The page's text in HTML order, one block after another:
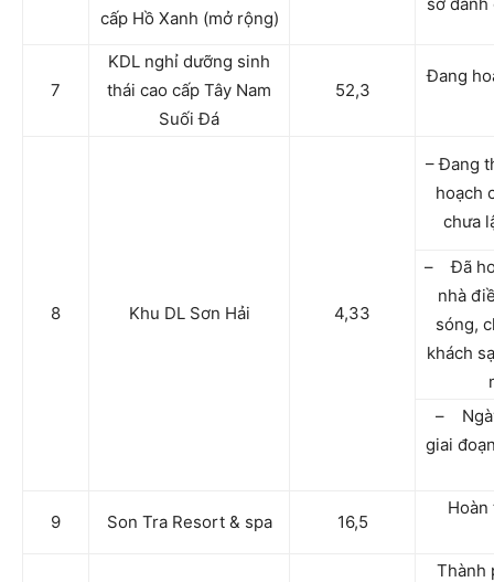
cấp Hồ Xanh (mở rộng)
7
KDL nghỉ dưỡng sinh
thái cao cấp Tây Nam
Suối Đá
52,3
Đang
8 Khu DL Sơn Hải 4,33
– Đang
hoạch
chưa
– Đã
nhà
sóng,
khách
–
giai
9 Son Tra Resort & spa 16,5
Hoàn
Thành